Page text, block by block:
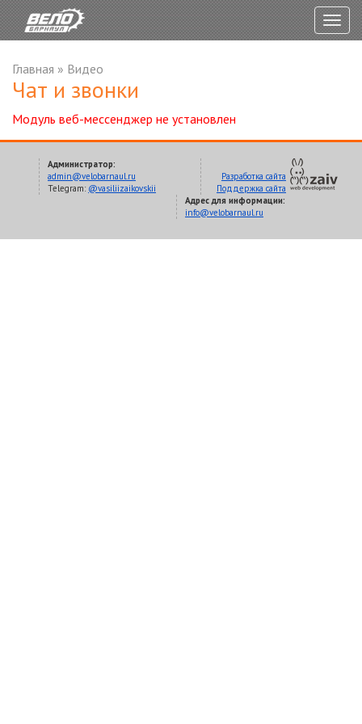
Главная » Видео
Чат и звонки
Модуль веб-мессенджер не установлен
Разработка сайта
Поддержка сайта
Администратор:
admin@velobarnaul.ru
Telegram: @vasiliizaikovskii
Адрес для информации:
info@velobarnaul.ru